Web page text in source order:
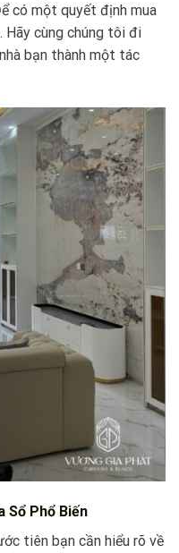
có một quyết định mua
Hãy cùng chúng tôi đi
bạn thành một tác
Sổ Phổ Biến
tiên bạn cần hiểu rõ về